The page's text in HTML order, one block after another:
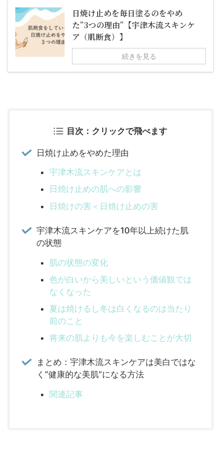
日焼け止めを毎日塗るのをやめ
た”3つの理由”【宇津木流スキンケ
ア（肌断食）】
続きを見る
目次：クリックで飛べます
日焼け止めをやめた理由
宇津木流スキンケアとは
日焼け止めの肌への影響
日焼けの害＜日焼け止めの害
宇津木流スキンケアを10年以上続けた肌
の状態
肌の状態の変化
色が白いから美しいという価値観では
なくなった
夏は焼けるし冬は白くなるのは当たり
前のこと
将来の肌よりも今を楽しむことが大切
まとめ：宇津木流スキンケアは美白ではな
く”健康的な美肌”になる方法
関連記事